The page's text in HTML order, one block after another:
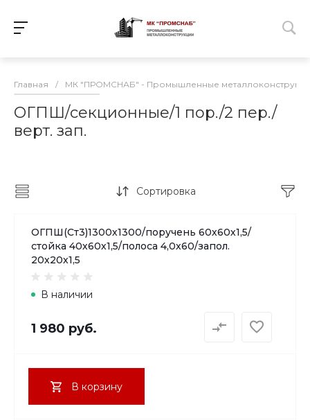
Главная / МК "ПРОМСНАБ" - Промышленные
ОГПШ/секционные/1 пор./2 пер./
верт. зап.
Сортировка
ОГПШ(Ст3)1300х1300/поручень 60х60х1,5/
стойка 40х60х1,5/полоса 4,0х60/запол.
20х20х1,5
В наличии
1 980 руб.
В корзину